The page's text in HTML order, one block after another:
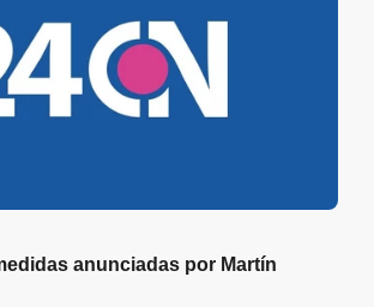
anunciadas por Martín